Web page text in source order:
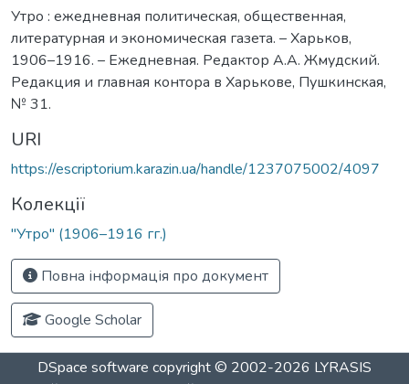
Утро : ежедневная политическая, общественная,
литературная и экономическая газета. – Харьков,
1906–1916. – Ежедневная. Редактор А.А. Жмудский.
Редакция и главная контора в Харькове, Пушкинская,
№ 31.
URI
https://escriptorium.karazin.ua/handle/1237075002/4097
Колекції
"Утро" (1906–1916 гг.)
Повна інформація про документ
Google Scholar
DSpace software copyright © 2002-2026 LYRASIS